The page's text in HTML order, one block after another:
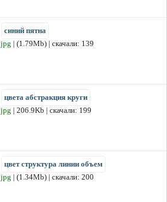
синий пятна
jpg | (1.79Mb) | скачали: 139
цвета абстракция круги
jpg | 206.9Kb | скачали: 199
цвет структура линии объем
jpg | (1.34Mb) | скачали: 200